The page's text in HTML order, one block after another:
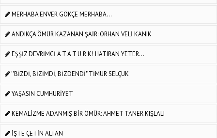
MERHABA ENVER GÖKÇE MERHABA...
ANDIKÇA ÖMÜR KAZANAN ŞAİR: ORHAN VELİ KANIK
EŞŞİZ DEVRİMCİ A T A T Ü R K! HATIRAN YETER...
''BİZDİ, BİZİMDİ, BİZDENDİ" TİMUR SELÇUK
YAŞASIN CUMHURİYET
KEMALİZME ADANMIŞ BİR ÖMÜR: AHMET TANER KIŞLALI
İŞTE ÇETİN ALTAN